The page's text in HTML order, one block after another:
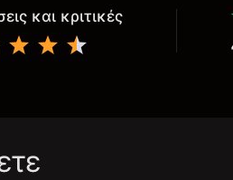
και κριτικές